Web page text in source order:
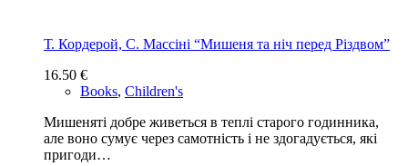
Т. Кордерой, С. Массіні “Мишеня та ніч перед Різдвом”
16.50 €
Books, Children's
Мишеняті добре живеться в теплі старого годинника,
але воно сумує через самотність і не здогадується, які
пригоди…